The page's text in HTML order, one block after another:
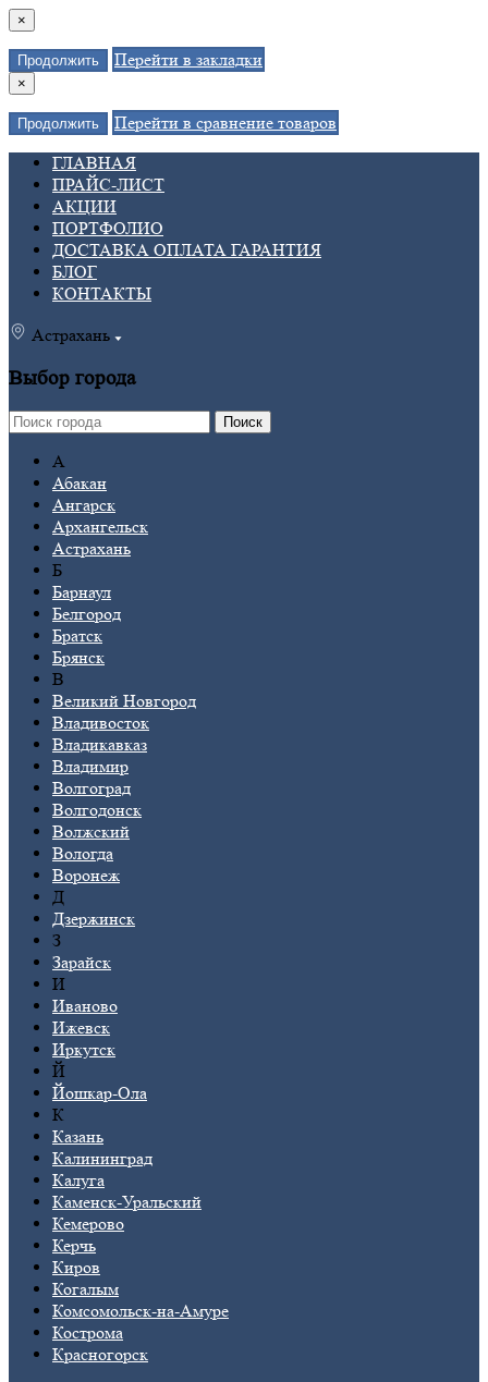
×
Продолжить Перейти в закладки
×
Продолжить
Перейти в сравнение товаров
ГЛАВНАЯ
ПРАЙС-ЛИСТ
АКЦИИ
ПОРТФОЛИО
ДОСТАВКА ОПЛАТА ГАРАНТИЯ
БЛОГ
КОНТАКТЫ
Астрахань
Выбор города
Поиск
А
Абакан
Ангарск
Архангельск
Астрахань
Б
Барнаул
Белгород
Братск
Брянск
В
Великий Новгород
Владивосток
Владикавказ
Владимир
Волгоград
Волгодонск
Волжский
Вологда
Воронеж
Д
Дзержинск
З
Зарайск
И
Иваново
Ижевск
Иркутск
Й
Йошкар-Ола
К
Казань
Калининград
Калуга
Каменск-Уральский
Кемерово
Керчь
Киров
Когалым
Комсомольск-на-Амуре
Кострома
Красногорск